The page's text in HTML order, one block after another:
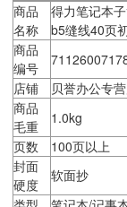
商品
名称
得力笔记本
b5缝线40页
商品
编号
店铺
贝誉办公专
商品
毛重
1.0kg
页数
100页以上
封面
硬度
软面抄